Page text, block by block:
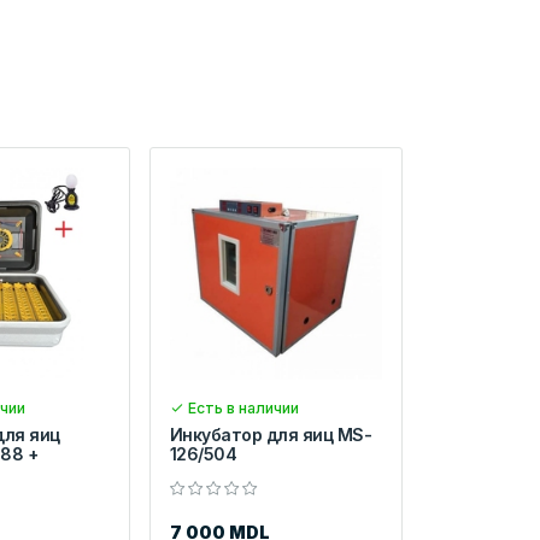
яиц
+
Есть в наличии
Инкубатор для яиц MS-
126/504
7 000 MDL